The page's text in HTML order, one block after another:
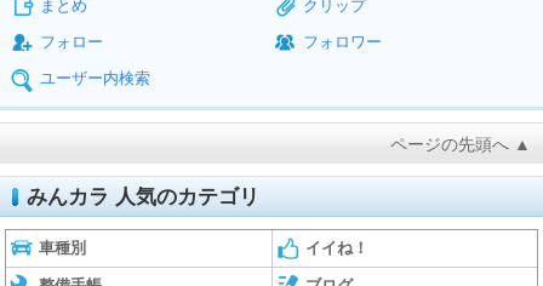
まとめ
クリップ
フォロー
フォロワー
ユーザー内検索
ページの先頭へ ▲
みんカラ 人気のカテゴリ
車種別 イイね！